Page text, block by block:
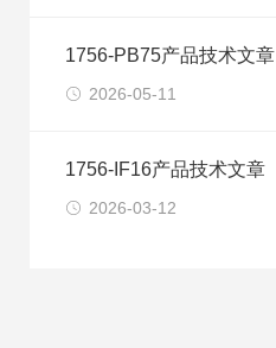
1756-PB75产品技术文章
2026-05-11
1756-IF16产品技术文章
2026-03-12